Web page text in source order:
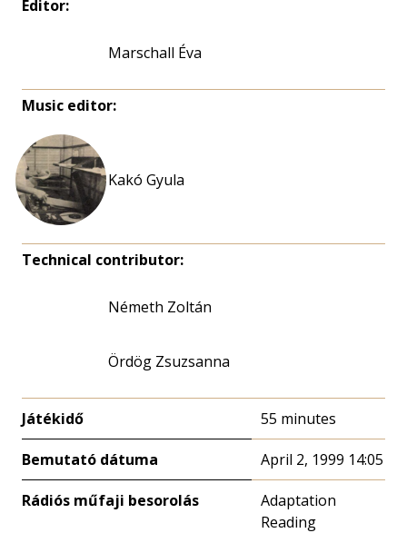
Editor:
Marschall Éva
Music editor:
Kakó Gyula
Technical contributor:
Németh Zoltán
Ördög Zsuzsanna
Játékidő 55 minutes
Bemutató dátuma April 2, 1999 14:05
Rádiós műfaji besorolás
Adaptation
Reading